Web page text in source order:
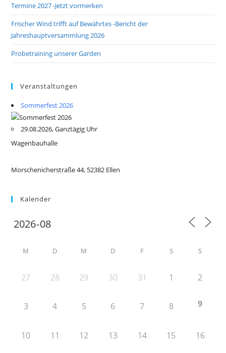
Termine 2027 -Jetzt vormerken
Frischer Wind trifft auf Bewährtes -Bericht der
Jahreshauptversammlung 2026
Probetraining unserer Garden
Veranstaltungen
Sommerfest 2026
29.08.2026, Ganztägig Uhr
Wagenbauhalle
Morschenicherstraße 44, 52382 Ellen
Kalender
M D M D F S S
27 28 29 30 31 1 2
3 4 5 6 7 8 9
10 11 12 13 14 15 16